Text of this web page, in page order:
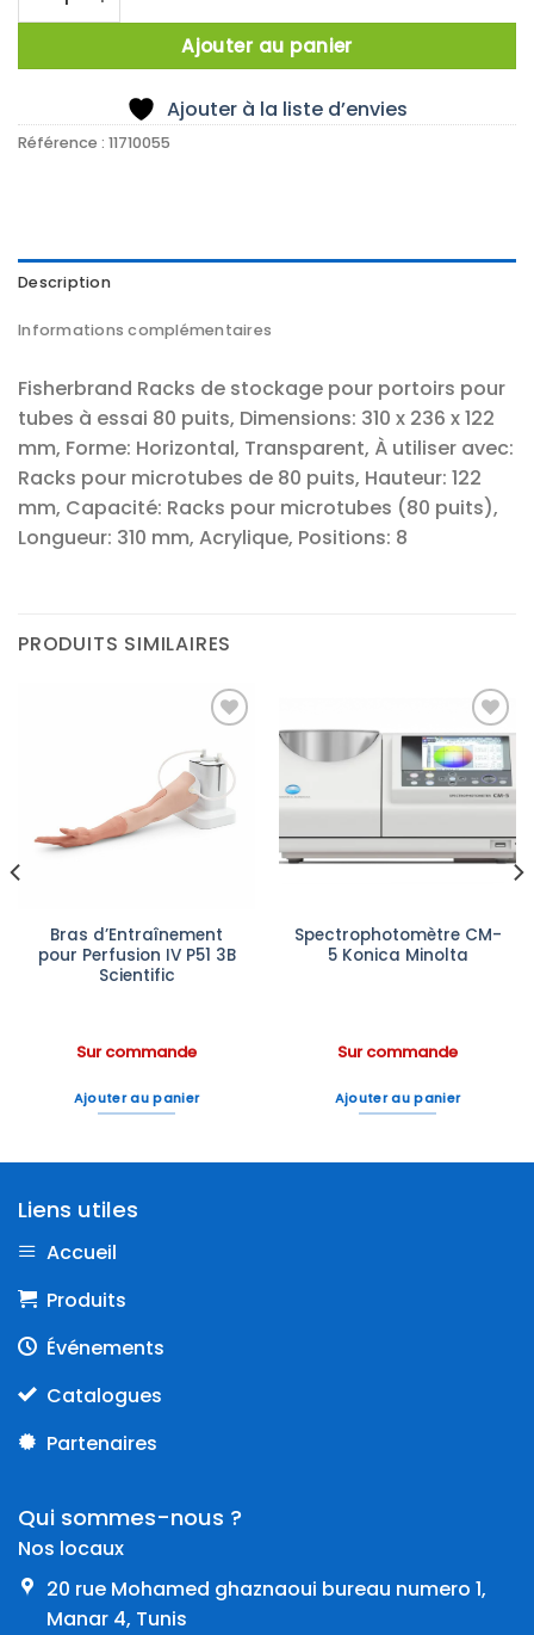
Ajouter au panier
Ajouter à la liste d’envies
Référence : 11710055
Description
Informations complémentaires
Fisherbrand Racks de stockage pour portoirs pour
tubes à essai 80 puits, Dimensions: 310 x 236 x 122
mm, Forme: Horizontal, Transparent, À utiliser avec:
Racks pour microtubes de 80 puits, Hauteur: 122
mm, Capacité: Racks pour microtubes (80 puits),
Longueur: 310 mm, Acrylique, Positions: 8
PRODUITS SIMILAIRES
Ajouter
à la liste
d’envies
Bras d’Entraînement
pour Perfusion IV P51 3B
Scientific
Sur commande
Ajouter au panier
Ajouter
à la liste
Spectrophotomètre CM-
5 Konica Minolta
Sur commande
Ajouter au panier
Liens utiles
Accueil
Produits
Événements
Catalogues
Partenaires
Qui sommes-nous ?
Nos locaux
20 rue Mohamed ghaznaoui bureau numero 1,
Manar 4, Tunis